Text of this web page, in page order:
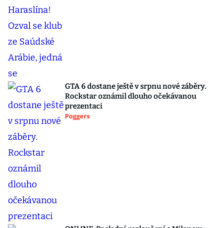
GTA 6 dostane ještě v srpnu nové záběry.
Rockstar oznámil dlouho očekávanou
prezentaci
Poggers